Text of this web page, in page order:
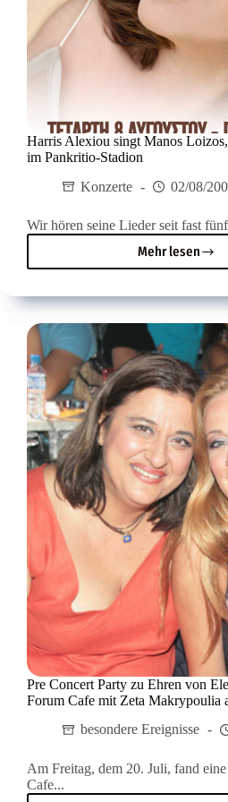
Harris Alexiou singt Manos
im Pankritio-Stadion
Konzerte
02/08/
Wir hören seine Lieder seit fast
Mehr lesen
Harris
Alexiou
Manos
Loizos,
08.
August
im
Pankritio-
Stadion
Pre Concert Party zu Ehren von
Forum Cafe mit Zeta Makrypoulia
besondere Ereignisse
Am Freitag, dem 20. Juli, fand
Cafe...